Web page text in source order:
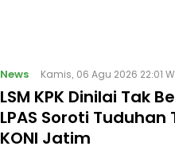
News Kamis, 06 Agu 2026 22:01
LSM KPK Dinilai Tak
LPAS Soroti
KONI Jatim